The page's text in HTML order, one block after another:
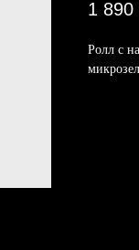
1 890
Ролл с